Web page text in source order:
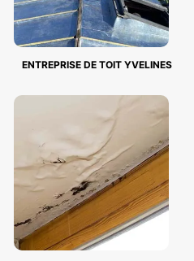
ENTREPRISE DE TOIT YVELINES